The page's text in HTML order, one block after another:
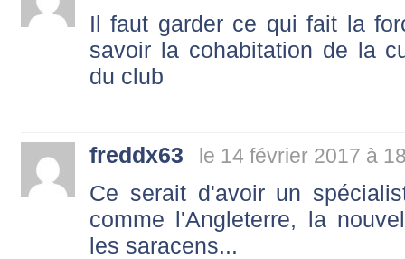
Il faut garder ce qui fait la
savoir la cohabitation de la
du club
freddx63 le 14 février 2017 à
Ce serait d'avoir un
comme l'Angleterre, la
les saracens...